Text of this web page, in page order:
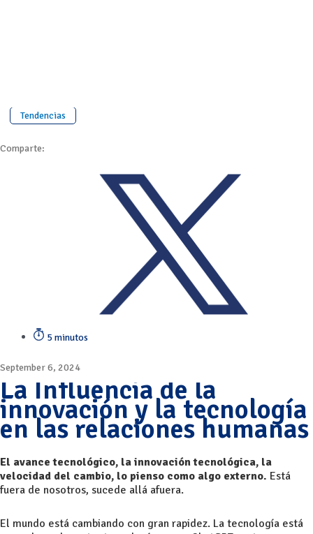
Tendencias
Comparte:
5 minutos
September 6, 2024
La Influencia de la
innovación y la tecnología
en las relaciones humanas
El avance tecnológico, la innovación tecnológica, la
velocidad del cambio, lo pienso como algo externo. Está
fuera de nosotros, sucede allá afuera.
El mundo está cambiando con gran rapidez. La tecnología está